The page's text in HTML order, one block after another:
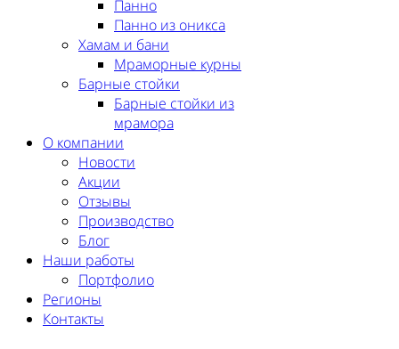
Панно
Панно из оникса
Хамам и бани
Мраморные курны
Барные стойки
Барные стойки из
мрамора
О компании
Новости
Акции
Отзывы
Производство
Блог
Наши работы
Портфолио
Регионы
Контакты